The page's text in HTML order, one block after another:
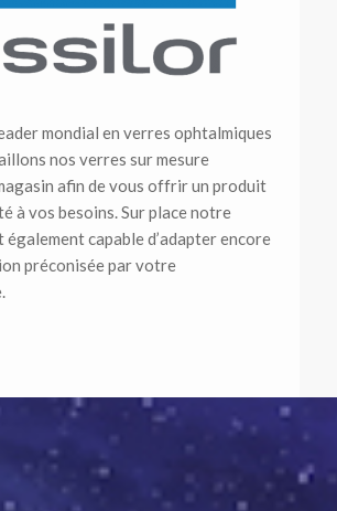
mondial en verres ophtalmiques
nos verres sur mesure
afin de vous offrir un produit
à vos besoins. Sur place notre
capable d’adapter encore
préconisée par votre